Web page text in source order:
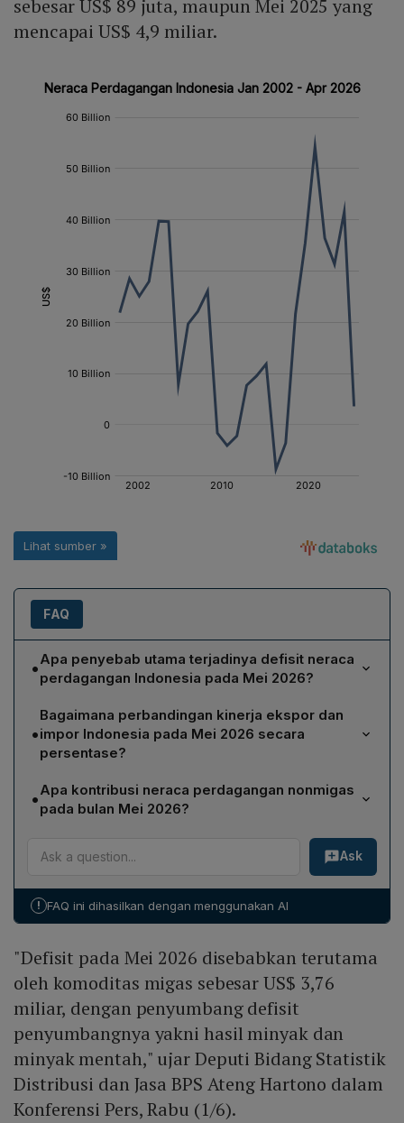
sebesar US$ 89 juta, maupun Mei 2025 yang
mencapai US$ 4,9 miliar.
FAQ
•Apa penyebab utama terjadinya defisit neraca
perdagangan Indonesia pada Mei 2026?
Defisit pada Mei 2026 disebabkan terutama oleh
komoditas migas, khususnya hasil minyak dan minyak
mentah, yang menyumbang defisit sebesar US$3,76
•
Bagaimana perbandingan kinerja ekspor dan
impor Indonesia pada Mei 2026 secara
persentase?
Pada Mei 2026, impor naik 22,16% menjadi US$24,81
miliar, sedangkan ekspor turun 5,73% menjadi US$23,2
•Apa kontribusi neraca perdagangan nonmigas
pada bulan Mei 2026?
Neraca perdagangan nonmigas tetap mencatat surplus
US$2,15 miliar, didukung oleh bahan bakar mineral,
lemak dan minyak hewan nabati, serta besi dan baja;
sementara ekspor nonmigas turun 4,5% menjadi
Ask
! FAQ ini dihasilkan dengan menggunakan AI
"Defisit pada Mei 2026 disebabkan terutama
oleh komoditas migas sebesar US$ 3,76
miliar, dengan penyumbang defisit
penyumbangnya yakni hasil minyak dan
minyak mentah," ujar Deputi Bidang Statistik
Distribusi dan Jasa BPS Ateng Hartono dalam
Konferensi Pers, Rabu (1/6).